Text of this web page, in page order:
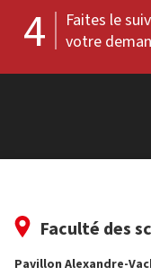
4
Faites le
votre
Faculté des
Pavillon Alexandre-